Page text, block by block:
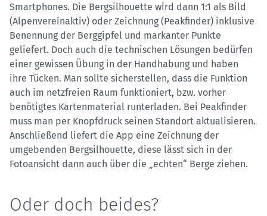
Smartphones. Die Bergsilhouette wird dann 1:1 als Bild
(Alpenvereinaktiv) oder Zeichnung (Peakfinder) inklusive
Benennung der Berggipfel und markanter Punkte
geliefert. Doch auch die technischen Lösungen bedürfen
einer gewissen Übung in der Handhabung und haben
ihre Tücken. Man sollte sicherstellen, dass die Funktion
auch im netzfreien Raum funktioniert, bzw. vorher
benötigtes Kartenmaterial runterladen. Bei Peakfinder
muss man per Knopfdruck seinen Standort aktualisieren.
Anschließend liefert die App eine Zeichnung der
umgebenden Bergsilhouette, diese lässt sich in der
Fotoansicht dann auch über die „echten“ Berge ziehen.
Oder doch beides?